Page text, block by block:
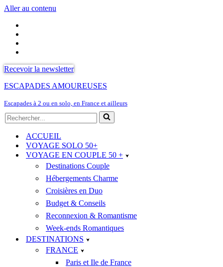
Aller au contenu
Recevoir la newsletter
ESCAPADES AMOUREUSES
Escapades à 2 ou en solo, en France et ailleurs
Rechercher...
ACCUEIL
VOYAGE SOLO 50+
VOYAGE EN COUPLE 50 +
Destinations Couple
Hébergements Charme
Croisières en Duo
Budget & Conseils
Reconnexion & Romantisme
Week-ends Romantiques
DESTINATIONS
FRANCE
Paris et Ile de France